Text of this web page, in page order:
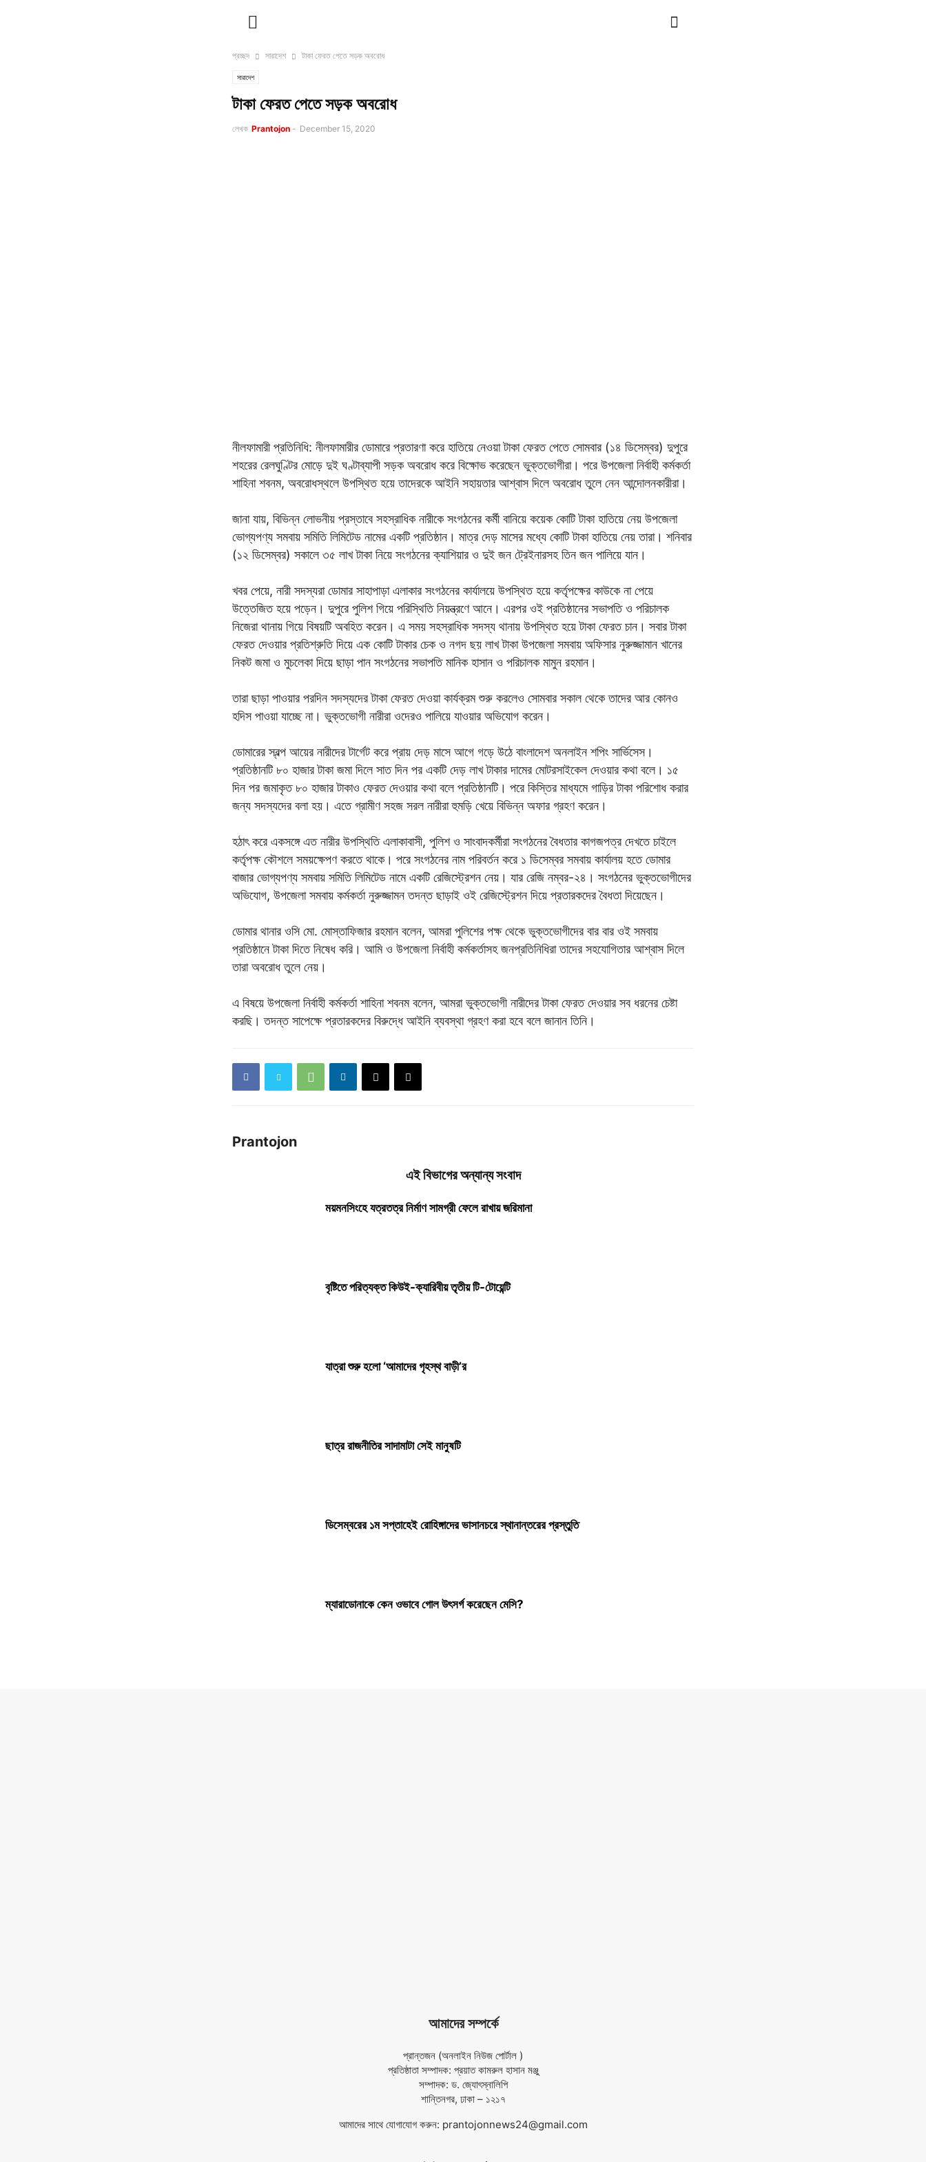
প্রচ্ছদ সারাদেশ টাকা ফেরত পেতে সড়ক অবরোধ
সারাদেশ
টাকা ফেরত পেতে সড়ক অবরোধ
লেখক Prantojon - December 15, 2020
নীলফামারী প্রতিনিধি: নীলফামারীর ডোমারে প্রতারণা করে হাতিয়ে নেওয়া টাকা ফেরত পেতে সোমবার (১৪ ডিসেম্বর) দুপুরে
শহরের রেলঘুণ্টির মোড়ে দুই ঘণ্টাব্যাপী সড়ক অবরোধ করে বিক্ষোভ করেছেন ভুক্তভোগীরা। পরে উপজেলা নির্বাহী কর্মকর্তা
শাহিনা শবনম, অবরোধস্থলে উপস্থিত হয়ে তাদেরকে আইনি সহায়তার আশ্বাস দিলে অবরোধ তুলে নেন আন্দোলনকারীরা।
জানা যায়, বিভিন্ন লোভনীয় প্রস্তাবে সহস্রাধিক নারীকে সংগঠনের কর্মী বানিয়ে কয়েক কোটি টাকা হাতিয়ে নেয় উপজেলা
ভোগ্যপণ্য সমবায় সমিতি লিমিটেড নামের একটি প্রতিষ্ঠান। মাত্র দেড় মাসের মধ্যে কোটি টাকা হাতিয়ে নেয় তারা। শনিবার
(১২ ডিসেম্বর) সকালে ৩৫ লাখ টাকা নিয়ে সংগঠনের ক্যাশিয়ার ও দুই জন ট্রেইনারসহ তিন জন পালিয়ে যান।
খবর পেয়ে, নারী সদস্যরা ডোমার সাহাপাড়া এলাকার সংগঠনের কার্যালয়ে উপস্থিত হয়ে কর্তৃপক্ষের কাউকে না পেয়ে
উত্তেজিত হয়ে পড়েন। দুপুরে পুলিশ গিয়ে পরিস্থিতি নিয়ন্ত্রণে আনে। এরপর ওই প্রতিষ্ঠানের সভাপতি ও পরিচালক
নিজেরা থানায় গিয়ে বিষয়টি অবহিত করেন। এ সময় সহস্রাধিক সদস্য থানায় উপস্থিত হয়ে টাকা ফেরত চান। সবার টাকা
ফেরত দেওয়ার প্রতিশ্রুতি দিয়ে এক কোটি টাকার চেক ও নগদ ছয় লাখ টাকা উপজেলা সমবায় অফিসার নুরুজ্জামান খানের
নিকট জমা ও মুচলেকা দিয়ে ছাড়া পান সংগঠনের সভাপতি মানিক হাসান ও পরিচালক মামুন রহমান।
তারা ছাড়া পাওয়ার পরদিন সদস্যদের টাকা ফেরত দেওয়া কার্যক্রম শুরু করলেও সোমবার সকাল থেকে তাদের আর কোনও
হদিস পাওয়া যাচ্ছে না। ভুক্তভোগী নারীরা ওদেরও পালিয়ে যাওয়ার অভিযোগ করেন।
ডোমারের স্বল্প আয়ের নারীদের টার্গেট করে প্রায় দেড় মাসে আগে গড়ে উঠে বাংলাদেশ অনলাইন শপিং সার্ভিসেস।
প্রতিষ্ঠানটি ৮০ হাজার টাকা জমা দিলে সাত দিন পর একটি দেড় লাখ টাকার দামের মোটরসাইকেল দেওয়ার কথা বলে। ১৫
দিন পর জমাকৃত ৮০ হাজার টাকাও ফেরত দেওয়ার কথা বলে প্রতিষ্ঠানটি। পরে কিস্তির মাধ্যমে গাড়ির টাকা পরিশোধ করার
জন্য সদস্যদের বলা হয়। এতে গ্রামীণ সহজ সরল নারীরা হুমড়ি খেয়ে বিভিন্ন অফার গ্রহণ করেন।
হঠাৎ করে একসঙ্গে এত নারীর উপস্থিতি এলাকাবাসী, পুলিশ ও সাংবাদকর্মীরা সংগঠনের বৈধতার কাগজপত্র দেখতে চাইলে
কর্তৃপক্ষ কৌশলে সময়ক্ষেপণ করতে থাকে। পরে সংগঠনের নাম পরিবর্তন করে ১ ডিসেম্বর সমবায় কার্যালয় হতে ডোমার
বাজার ভোগ্যপণ্য সমবায় সমিতি লিমিটেড নামে একটি রেজিস্ট্রেশন নেয়। যার রেজি নম্বর-২৪। সংগঠনের ভুক্তভোগীদের
অভিযোগ, উপজেলা সমবায় কর্মকর্তা নুরুজ্জামন তদন্ত ছাড়াই ওই রেজিস্ট্রেশন দিয়ে প্রতারকদের বৈধতা দিয়েছেন।
ডোমার থানার ওসি মো. মোস্তাফিজার রহমান বলেন, আমরা পুলিশের পক্ষ থেকে ভুক্তভোগীদের বার বার ওই সমবায়
প্রতিষ্ঠানে টাকা দিতে নিষেধ করি। আমি ও উপজেলা নির্বাহী কর্মকর্তাসহ জনপ্রতিনিধিরা তাদের সহযোগিতার আশ্বাস দিলে
তারা অবরোধ তুলে নেয়।
এ বিষয়ে উপজেলা নির্বাহী কর্মকর্তা শাহিনা শবনম বলেন, আমরা ভুক্তভোগী নারীদের টাকা ফেরত দেওয়ার সব ধরনের চেষ্টা
করছি। তদন্ত সাপেক্ষে প্রতারকদের বিরুদ্ধে আইনি ব্যবস্থা গ্রহণ করা হবে বলে জানান তিনি।
Prantojon
এই বিভাগের অন্যান্য সংবাদ
ময়মনসিংহে যত্রতত্র নির্মাণ সামগ্রী ফেলে রাখায় জরিমানা
বৃষ্টিতে পরিত্যক্ত কিউই-ক্যারিবীয় তৃতীয় টি-টোয়েন্টি
যাত্রা শুরু হলো ‘আমাদের গৃহস্থ বাড়ী’র
ছাত্র রাজনীতির সাদামাটা সেই মানুষটি
ডিসেম্বরের ১ম সপ্তাহেই রোহিঙ্গাদের ভাসানচরে স্থানান্তরের প্রস্তুতি
ম্যারাডোনাকে কেন ওভাবে গোল উৎসর্গ করেছেন মেসি?
আমাদের সম্পর্কে
প্রান্তজন (অনলাইন নিউজ পোর্টাল )
প্রতিষ্ঠাতা সম্পাদক: প্রয়াত কামরুল হাসান মঞ্জু
সম্পাদক: ড. জ্যোৎস্নালিপি
শান্তিনগর, ঢাকা – ১২১৭
আমাদের সাথে যোগাযোগ করুন: prantojonnews24@gmail.com